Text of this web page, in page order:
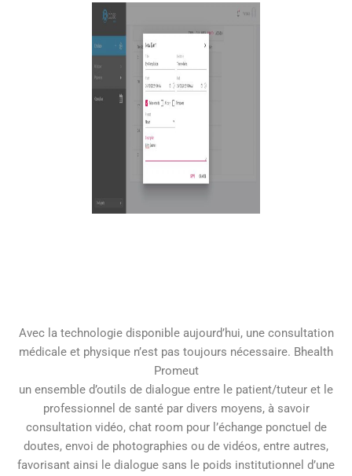
Avec la technologie disponible aujourd’hui, une consultation
médicale et physique n’est pas toujours nécessaire. Bhealth
Promeut
un ensemble d’outils de dialogue entre le patient/tuteur et le
professionnel de santé par divers moyens, à savoir
consultation vidéo, chat room pour l’échange ponctuel de
doutes, envoi de photographies ou de vidéos, entre autres,
favorisant ainsi le dialogue sans le poids institutionnel d’une